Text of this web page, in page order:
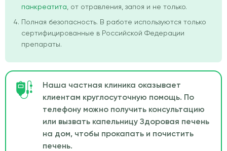
панкреатита , от отравления, запоя и не только.
Полная безопасность. В работе используются только
сертифицированные в Российской Федерации
препараты.
Наша частная клиника оказывает
клиентам круглосуточную помощь. По
телефону можно получить консультацию
или вызвать капельницу Здоровая печень
на дом, чтобы прокапать и почистить
печень.